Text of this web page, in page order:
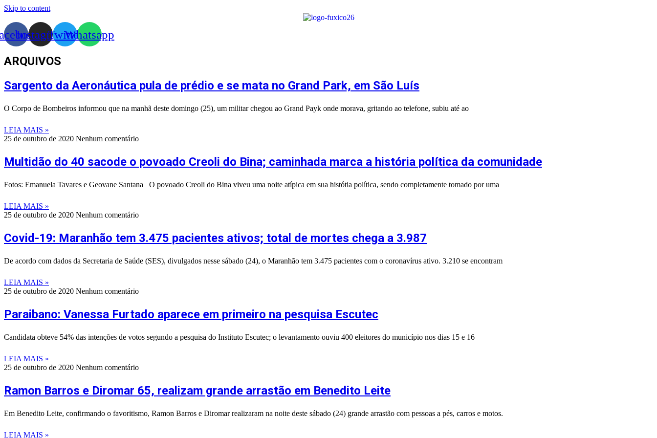
Skip to content
InstagramTwitterWhatsapp
ARQUIVOS
Sargento da Aeronáutica pula de prédio e se mata no Grand Park, em São Luís
O Corpo de Bombeiros informou que na manhã deste domingo (25), um militar chegou ao Grand Payk onde morava, gritando ao telefone, subiu até ao
LEIA MAIS »
25 de outubro de 2020 Nenhum comentário
Multidão do 40 sacode o povoado Creoli do Bina; caminhada marca a história política da comunidade
Fotos: Emanuela Tavares e Geovane Santana O povoado Creoli do Bina viveu uma noite atípica em sua histótia política, sendo completamente tomado por uma
LEIA MAIS »
25 de outubro de 2020 Nenhum comentário
Covid-19: Maranhão tem 3.475 pacientes ativos; total de mortes chega a 3.987
De acordo com dados da Secretaria de Saúde (SES), divulgados nesse sábado (24), o Maranhão tem 3.475 pacientes com o coronavírus ativo. 3.210 se encontram
LEIA MAIS »
25 de outubro de 2020 Nenhum comentário
Paraibano: Vanessa Furtado aparece em primeiro na pesquisa Escutec
Candidata obteve 54% das intenções de votos segundo a pesquisa do Instituto Escutec; o levantamento ouviu 400 eleitores do município nos dias 15 e 16
LEIA MAIS »
25 de outubro de 2020 Nenhum comentário
Ramon Barros e Diromar 65, realizam grande arrastão em Benedito Leite
Em Benedito Leite, confirmando o favoritismo, Ramon Barros e Diromar realizaram na noite deste sábado (24) grande arrastão com pessoas a pés, carros e motos.
LEIA MAIS »